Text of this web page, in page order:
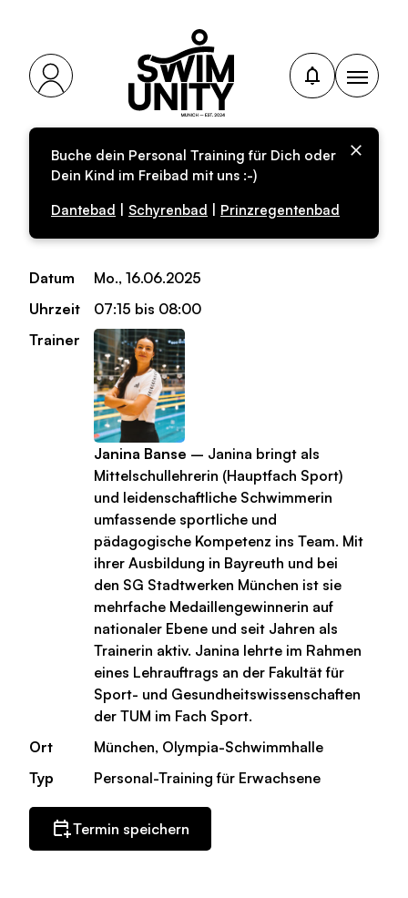
Buche dein Personal Training für Dich oder
Dein Kind im Freibad mit uns :-)
Dantebad
Schyrenbad Prinzregentenbad
Personal-Training für
Erwachsene
Datum
Mo., 16.06.2025
Uhrzeit
07:15 bis 08:00
Trainer
Janina Banse – Janina bringt als
Mittelschullehrerin (Hauptfach Sport)
und leidenschaftliche Schwimmerin
umfassende sportliche und
pädagogische Kompetenz ins Team. Mit
ihrer Ausbildung in Bayreuth und bei
den SG Stadtwerken München ist sie
mehrfache Medaillengewinnerin auf
nationaler Ebene und seit Jahren als
Trainerin aktiv. Janina lehrte im Rahmen
eines Lehrauftrags an der Fakultät für
Sport- und Gesundheitswissenschaften
der TUM im Fach Sport.
Ort
München, Olympia-Schwimmhalle
Typ
Personal-Training für Erwachsene
Termin speichern